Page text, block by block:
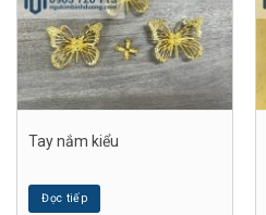
Tay nắm kiểu
Đọc tiếp